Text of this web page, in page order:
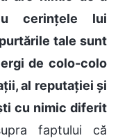
cerințele lui
tale sunt
de colo-colo
al reputației și
cu nimic diferit
faptului că